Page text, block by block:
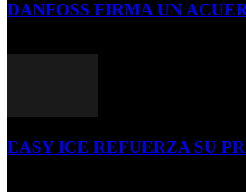
DANFOSS FIRMA UN
EASY ICE REFUERZA SU